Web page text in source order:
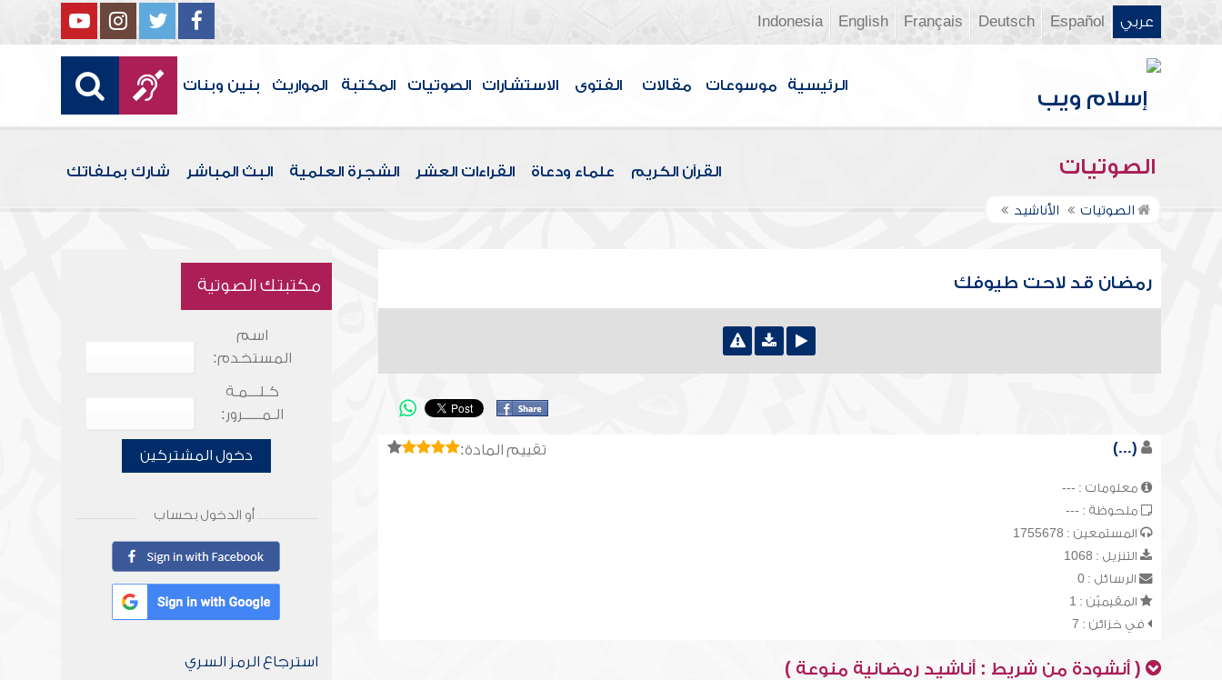
عربي Español
Deutsch
Français
English
Indonesia
الرئيسية موسوعات مقالات الفتوى الاستشارات الصوتيات المكتبة المواريث بنين وبنات
الصوتيات القرآن الكريم علماء ودعاة القراءات العشر الشجرة العلمية البث المباشر شارك بملفاتك
الصوتيات الأناشيد
رمضان قد لاحت طيوفك
تقييم المادة: (...)
معلومات : ---
ملحوظة : ---
المستمعين : 1755678
التنزيل : 1068
الرسائل : 0
المقيميّن : 1
في خزائن : 7
( أنشودة من شريط : أناشيد رمضانية منوعة )
مكتبتك الصوتية
اسم
المستخدم:
كـلـــمـة
الـمـــــرور:
دخول المشتركين
أو الدخول بحساب
استرجاع الرمز السري